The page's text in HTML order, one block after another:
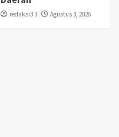
redaksi3 3 Agustus 3, 2026